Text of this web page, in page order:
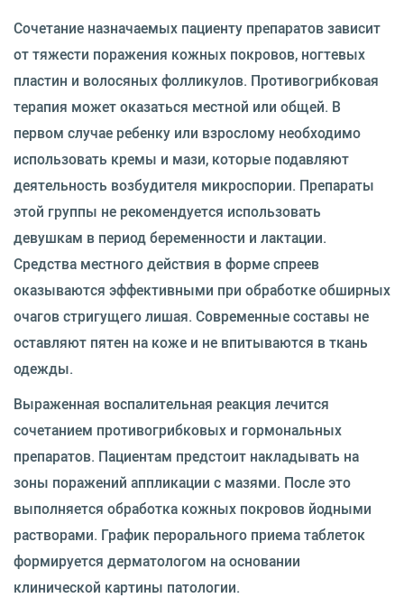
Сочетание назначаемых пациенту препаратов зависит
от тяжести поражения кожных покровов, ногтевых
пластин и волосяных фолликулов. Противогрибковая
терапия может оказаться местной или общей. В
первом случае ребенку или взрослому необходимо
использовать кремы и мази, которые подавляют
деятельность возбудителя микроспории. Препараты
этой группы не рекомендуется использовать
девушкам в период беременности и лактации.
Средства местного действия в форме спреев
оказываются эффективными при обработке обширных
очагов стригущего лишая. Современные составы не
оставляют пятен на коже и не впитываются в ткань
одежды.
Выраженная воспалительная реакция лечится
сочетанием противогрибковых и гормональных
препаратов. Пациентам предстоит накладывать на
зоны поражений аппликации с мазями. После это
выполняется обработка кожных покровов йодными
растворами. График перорального приема таблеток
формируется дерматологом на основании
клинической картины патологии.